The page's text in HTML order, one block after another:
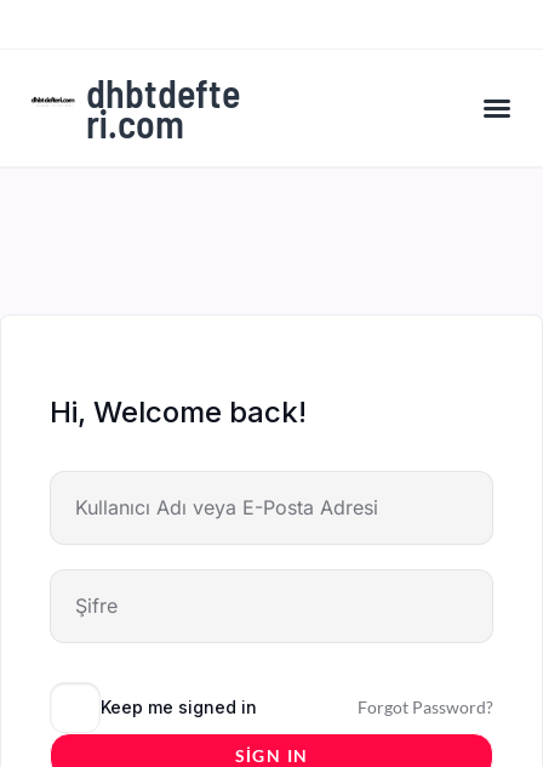
dhbtdefte
ri.com
Hi, Welcome back!
Keep me signed in Forgot Password?
SIGN IN